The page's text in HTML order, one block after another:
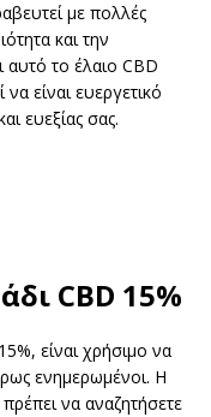
με πολλές
και την
αυτό το έλαιο CBD
να είναι ευεργετικό
ευεξίας σας.
CBD 15%
είναι χρήσιμο να
ενημερωμένοι. Η
να αναζητήσετε